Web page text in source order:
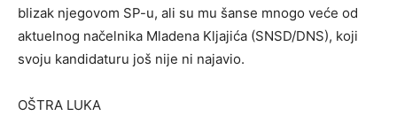
blizak njegovom SP-u, ali su mu šanse mnogo veće od
aktuelnog načelnika Mladena Kljajića (SNSD/DNS), koji
svoju kandidaturu još nije ni najavio.
OŠTRA LUKA